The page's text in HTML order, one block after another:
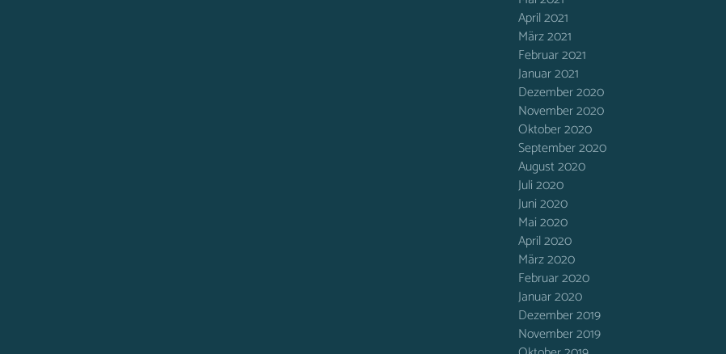
April 2021
März 2021
Februar 2021
Januar 2021
Dezember 2020
November 2020
Oktober 2020
September 2020
August 2020
Juli 2020
Juni 2020
Mai 2020
April 2020
März 2020
Februar 2020
Januar 2020
Dezember 2019
November 2019